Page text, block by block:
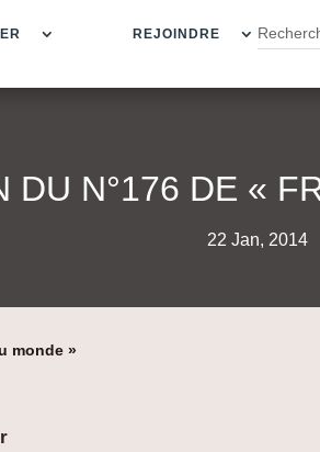
REJOINDRE
DU N°176 DE «
22 Jan, 2014
monde »